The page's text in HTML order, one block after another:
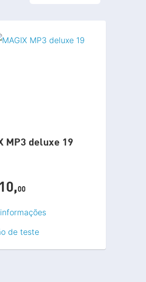
MP3 deluxe 19
00
de teste